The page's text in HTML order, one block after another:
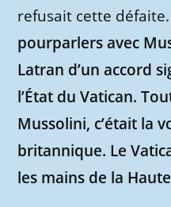
refusait cette défaite.
pourparlers avec
Latran d’un accord
l’État du Vatican.
Mussolini, c’était la
britannique. Le
les mains de la